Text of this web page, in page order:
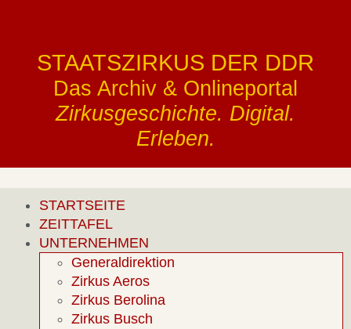
STAATSZIRKUS DER DDR
Das Archiv & Onlineportal
Zirkusgeschichte. Digital.
Erleben.
STARTSEITE
ZEITTAFEL
UNTERNEHMEN
Generaldirektion
Zirkus Aeros
Zirkus Berolina
Zirkus Busch